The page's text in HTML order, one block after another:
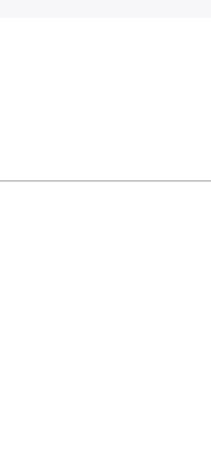
SEO กับบริ
โปรโมท โ
ขายบ้าน
รโพสต์ โปรโมท รับจ้างทำโฆษณา รา